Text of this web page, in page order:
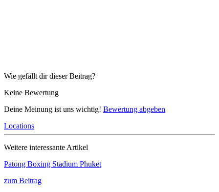
Wie gefällt dir dieser Beitrag?
Keine Bewertung
Deine Meinung ist uns wichtig! Bewertung abgeben
Locations
Weitere interessante Artikel
Patong Boxing Stadium Phuket
zum Beitrag